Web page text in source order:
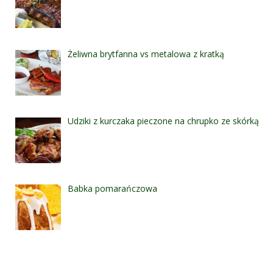
Żeliwna brytfanna vs metalowa z kratką
Udziki z kurczaka pieczone na chrupko ze skórką
Babka pomarańczowa